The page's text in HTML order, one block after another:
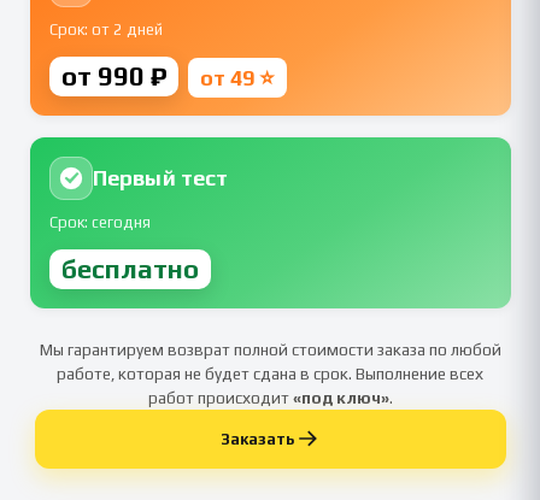
Срок: от 2 дней
от 990 ₽ от 49 ⭐
Первый тест
Срок: сегодня
бесплатно
Мы гарантируем возврат полной стоимости заказа по любой
работе, которая не будет сдана в срок. Выполнение всех
работ происходит«под ключ».
Заказать